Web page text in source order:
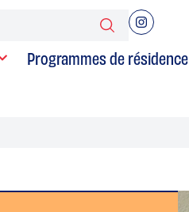
Programmes de résidence